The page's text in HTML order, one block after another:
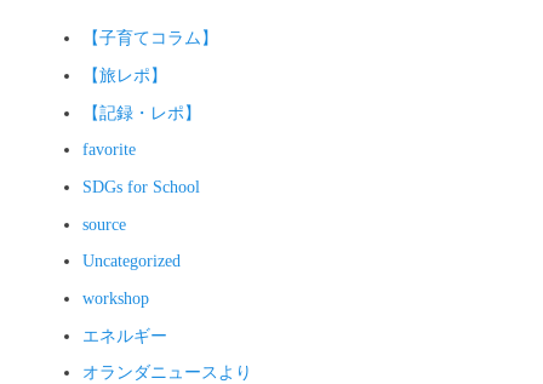
【子育てコラム】
【旅レポ】
【記録・レポ】
favorite
SDGs for School
source
Uncategorized
workshop
エネルギー
オランダニュースより